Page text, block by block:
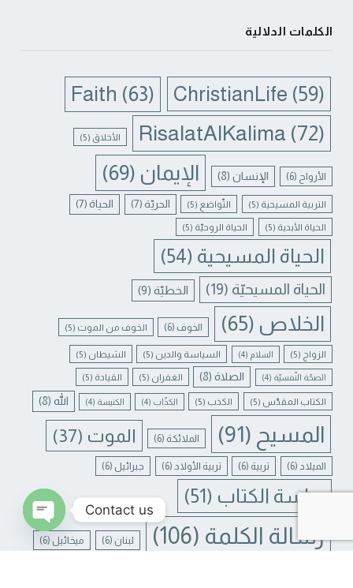
الكلمات الدلالية
ChristianLife (59)
Faith (63)
RisalatAlKalima (72) الأخلاق (5)
الأرواح (6) الإنسان(8) الإيمان (69)
التربية المسيحية (5) التّواضع (5) الحريّة (7) الحياة (7)
الحياة الأبدية (5) الحياة الروحيّة (5)
الحياة المسيحية (54)
الحياة المسيحيّة (19) الخطيّة (9)
الخلاص (65) الخوف (6) الخوف من الموت (5)
الزواج (5) السلام (4) السياسة والدين (5) الشيطان (5)
الصحّة النّفسيّة (4) الصلاة(8) الغفران (5) القيادة (5)
الكتاب المقدّس (5) الكذب (5) الكذّاب (4) الكنيسة (4) الله (8)
المسيح (91) الملائكة (6) الموت (37)
الميلاد (6) تربية (6) تربية الأولاد (6) جبرائيل (6)
دراسة الكتاب (51)
رسالة الكلمة (106) لبنان (6) ميخائيل (6)
Contact us
CHATY